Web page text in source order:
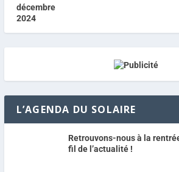
L’AGENDA DU SOLAIRE
Retrouvons-nous à la
fil de l’actualité !